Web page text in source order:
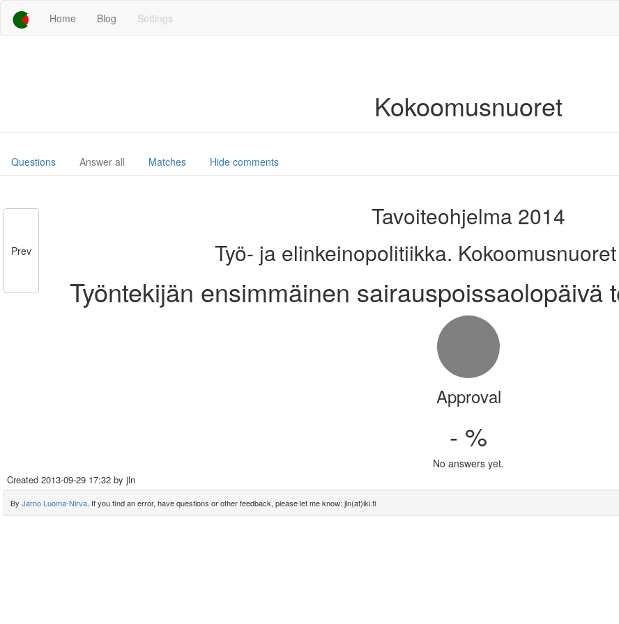
Home Blog Settings
Kokoomusnuoret
Questions Answer all Matches Hide comments
Prev
Tavoiteohjelma 2014
Työ- ja elinkeinopolitiikka.
Työntekijän ensimmäinen sairauspoissaolopäivä
Approval
- %
No answers yet.
Created 2013-09-29 17:32 by jln
By Jarno Luoma-Nirva. If you find an error, have questions or other feedback, please let me know: jln(at)iki.fi